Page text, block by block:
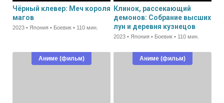
Чёрный клевер: Меч короля
магов
2023 • Япония • Боевик • 110 мин.
Клинок, рассекающий
демонов: Собрание высших
лун и деревня кузнецов
2023 • Япония • Боевик • 110 мин.
Аниме (фильм) Аниме (фильм)